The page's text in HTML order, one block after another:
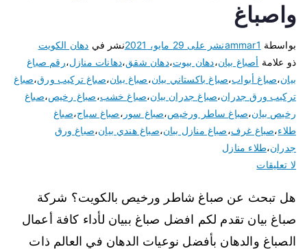
واصباغ
بواسطة ammar1نشر على 29 مايو، 2021 نشر في دهان الكويت
ذو علامة أصباغ بيان،دهان بيوت،دهان شقق،دهانات منازل،رقم صباغ
بيان،صباغ أبواب،صباغ باكستاني بيان،صباغ بيان،صباغ تركيب ورق،صباغ
تركيب ورق جدران،صباغ جدران بيان،صباغ خشب،صباغ رخيص،صباغ
رخيص بيان،صباغ ساطر ورخيص،صباغ سور ،صباغ سياج،صباغ
طلاء،صباغ غرف،صباغ منازل بيان،صباغ هندي بيان،صباغ ورق
جدران،طلاء منازل
لا تعليقات
هل تبحث عن صباغ شاطر ورخيص بالكويت؟ شركة
صباغ بيان تقدم لكم افضل صباغ ببيان لأداء كافة أعمال
الصباغ والدهان بأفضل نوعيات الدهان في العالم ذات